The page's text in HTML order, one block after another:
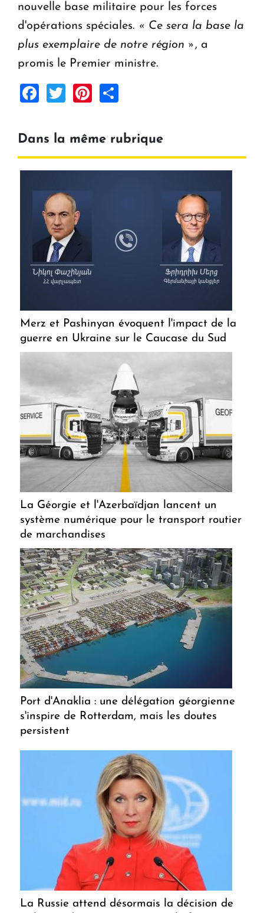
nouvelle base militaire pour les forces
d'opérations spéciales. « Ce sera la base la
plus exemplaire de notre région » , a
promis le Premier ministre.
Facebook
TwitterPinterest
Dans la même rubrique
Merz et Pashinyan évoquent l'impact de la
guerre en Ukraine sur le Caucase du Sud
La Géorgie et l'Azerbaïdjan lancent un
système numérique pour le transport routier
de marchandises
Port d'Anaklia : une délégation géorgienne
s'inspire de Rotterdam, mais les doutes
persistent
La Russie attend désormais la décision de